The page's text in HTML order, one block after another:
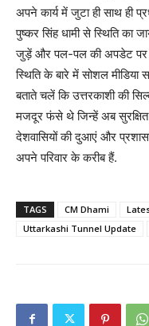
अपने कार्य में जुटा ही साथ ही
पुष्कर सिंह धामी से स्थिति का
जुड़ें और पल-पल की अपडेट पर
स्थिति के बारे में सोशल मीडिया
बताते चलें कि उत्तरकाशी की
मजदूर फंसे थे जिन्हें अब सुरक्षित
देशवासियों की दुआएं और
अपने परिवार के करीब हैं.
TAGS CM Dhami
Uttarkashi Tunnel Update